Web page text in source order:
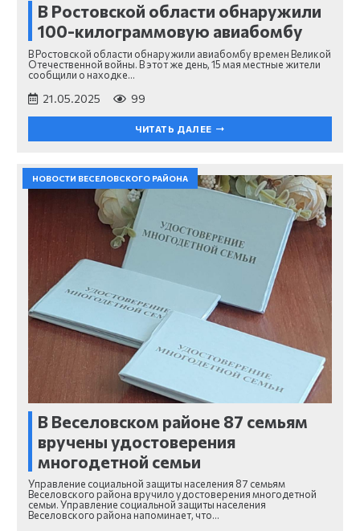
В Ростовской области обнаружили
100-килограммовую авиабомбу⠀
В Ростовской области обнаружили авиабомбу времен Великой
Отечественной войны. В этот же день, 15 мая местные жители
сообщили о находке…
21.05.2025 99
ЧИТАТЬ ДАЛЕЕ
НОВОСТИ ВЕСЕЛОВСКОГО РАЙОНА
В Веселовском районе 87 семьям
вручены удостоверения
многодетной семьи
Управление социальной защиты населения 87 семьям
Веселовского района вручило удостоверения многодетной
семьи. Управление социальной защиты населения
Веселовского района напоминает, что…